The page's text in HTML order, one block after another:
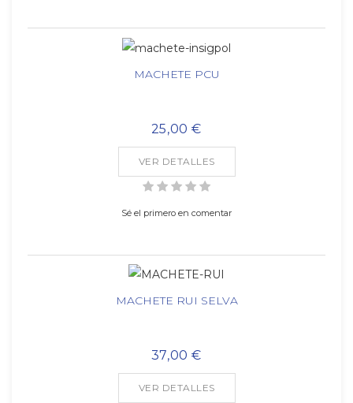
MACHETE PCU
25,00 €
VER DETALLES
Sé el primero en comentar
MACHETE RUI SELVA
37,00 €
VER DETALLES